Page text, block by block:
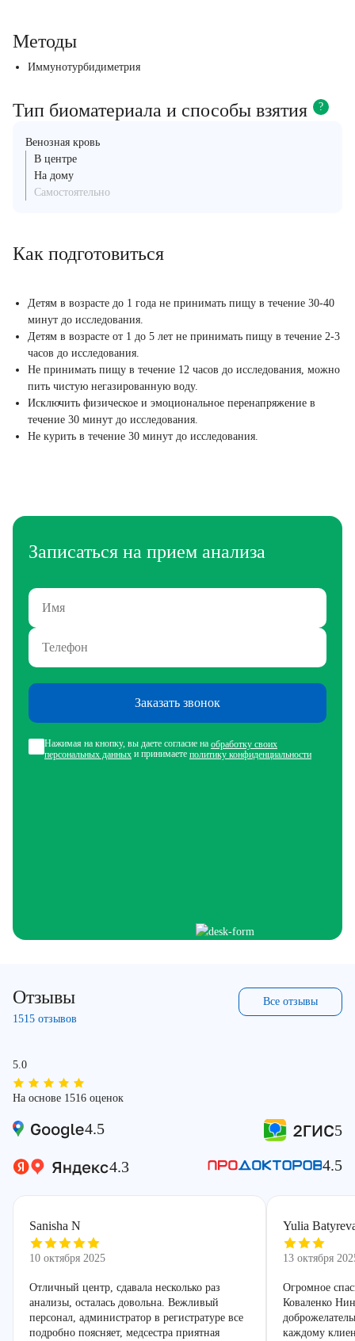
Методы
Иммунотурбидиметрия
Тип биоматериала и способы взятия ?
Венозная кровь
В центре
На дому
Самостоятельно
Как подготовиться
Детям в возрасте до 1 года не принимать пищу в течение 30-40
минут до исследования.
Детям в возрасте от 1 до 5 лет не принимать пищу в течение 2-3
часов до исследования.
Не принимать пищу в течение 12 часов до исследования, можно
пить чистую негазированную воду.
Исключить физическое и эмоциональное перенапряжение в
течение 30 минут до исследования.
Не курить в течение 30 минут до исследования.
Записаться на прием анализа
Заказать звонок
Нажимая на кнопку, вы даете согласие на обработку своих
персональных данных и принимаете политику конфиденциальности
Отзывы
1515 отзывов
Все отзывы
5.0
На основе 1516 оценок
4.5 5
4.3 4.5
Sanisha N
10 октября 2025
Отличный центр, сдавала несколько раз
анализы, осталась довольна. Вежливый
персонал, администратор в регистратуре все
подробно поясняет, медсестра приятная
Yulia
13 октября
Огромное
Коваленко
каждому